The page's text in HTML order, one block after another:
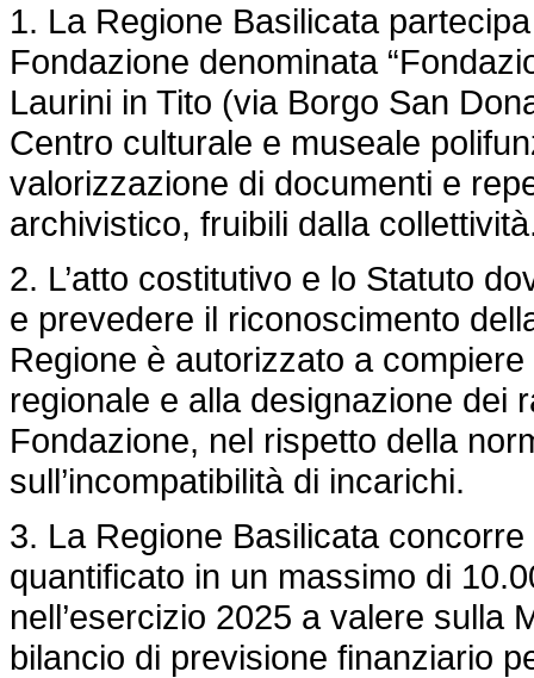
1. La Regione Basilicata
Fondazione denominata
Laurini in Tito (via Borgo San
Centro culturale e museale
valorizzazione di documenti e
archivistico, fruibili dalla
2. L’atto costitutivo e lo Statuto
e prevedere il riconoscimento
Regione è autorizzato a
regionale e alla designazione dei
Fondazione, nel rispetto della
sull’incompatibilità di incarichi.
3. La Regione Basilicata
quantificato in un massimo di
nell’esercizio 2025 a valere sulla
bilancio di previsione finanziario